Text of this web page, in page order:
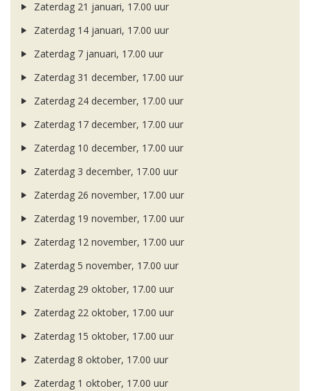
Zaterdag 21 januari, 17.00 uur
Zaterdag 14 januari, 17.00 uur
Zaterdag 7 januari, 17.00 uur
Zaterdag 31 december, 17.00 uur
Zaterdag 24 december, 17.00 uur
Zaterdag 17 december, 17.00 uur
Zaterdag 10 december, 17.00 uur
Zaterdag 3 december, 17.00 uur
Zaterdag 26 november, 17.00 uur
Zaterdag 19 november, 17.00 uur
Zaterdag 12 november, 17.00 uur
Zaterdag 5 november, 17.00 uur
Zaterdag 29 oktober, 17.00 uur
Zaterdag 22 oktober, 17.00 uur
Zaterdag 15 oktober, 17.00 uur
Zaterdag 8 oktober, 17.00 uur
Zaterdag 1 oktober, 17.00 uur